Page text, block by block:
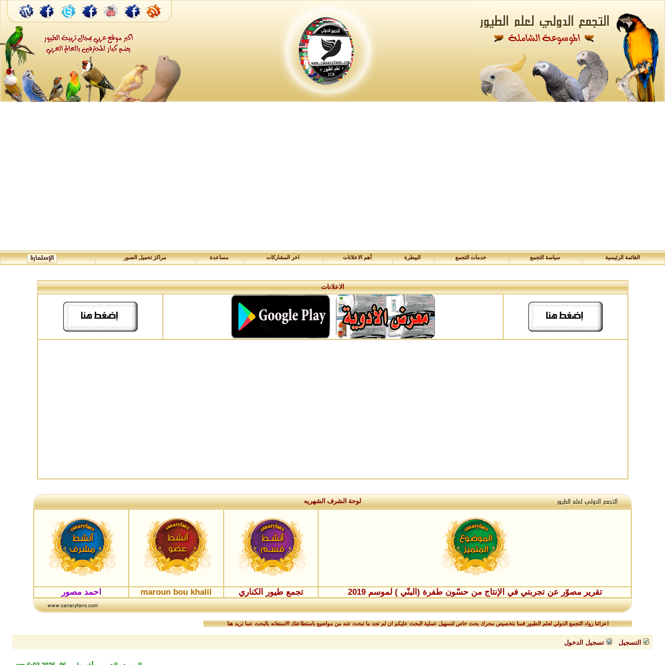
القائمة الرئيسية سياسة التجمع خدمات التجمع البيطرة أهم الاعلانات اخر المشاركات مساعدة مراكز تحميل الصور
الاعلانات
لوحة الشرف الشهريه
تقرير مصوّر عن تجربتي في الإنتاج من حسّون طفرة (البنّي ) لموسم 2019 تجمع طيور الكناري maroun bou khalil احمد مصور
اعزائنا رواد التجمع الدولي لعلم الطيور قمنا بتخصيص محرك بحث خاص لتسهيل عملية البحث عليكم ان لم تجد ما تبحث عنه من مواضيع باستطاعتك الاستعانه بالبحث عما تريد هنا
التسجيل تسجيل الدخول